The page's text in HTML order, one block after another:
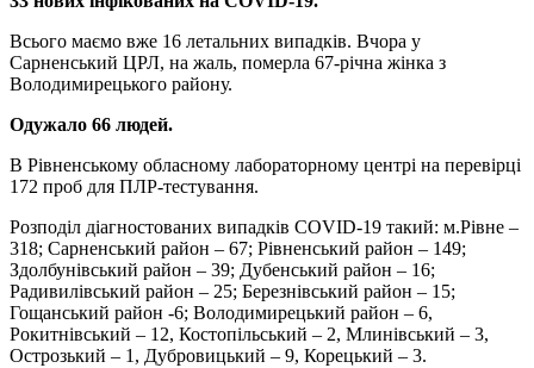
Всього маємо вже 16 летальних випадків. Вчора у
Сарненський ЦРЛ, на жаль, померла 67-річна жінка з
Володимирецького району.
Одужало 66 людей.
В Рівненському обласному лабораторному центрі на перевірці
172 проб для ПЛР-тестування.
Розподіл діагностованих випадків COVID-19 такий: м.Рівне –
318; Сарненський район – 67; Рівненський район – 149;
Здолбунівський район – 39; Дубенський район – 16;
Радивилівський район – 25; Березнівський район – 15;
Гощанський район -6; Володимирецький район – 6,
Рокитнівський – 12, Костопільський – 2, Млинівський – 3,
Острозький – 1, Дубровицький – 9, Корецький – 3.